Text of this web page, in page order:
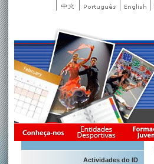
Actividades do ID